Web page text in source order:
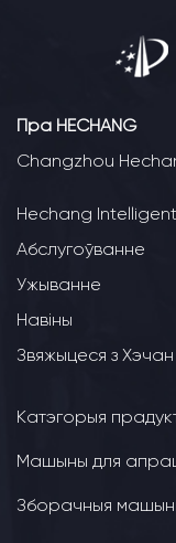
Пра HECHANG
Changzhou
Hechang Intelligent
Абслугоўванне
Ужыванне
Навіны
Звяжыцеся з Хэчан
Катэгорыя
Машыны для
Зборачныя